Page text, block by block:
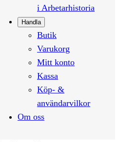
i Arbetarhistoria
Handla
Butik
Varukorg
Mitt konto
Kassa
Köp- &
användarvilkor
Om oss